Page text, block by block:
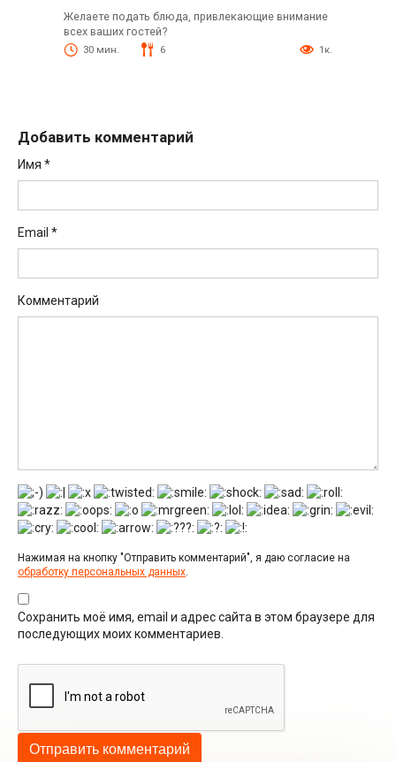
Желаете подать блюда, привлекающие внимание
всех ваших гостей?
30 мин. 6 1к.
Добавить комментарий
Имя *
Email *
Комментарий
Нажимая на кнопку "Отправить комментарий", я даю согласие на
обработку персональных данных.
Сохранить моё имя, email и адрес сайта в этом браузере для
последующих моих комментариев.